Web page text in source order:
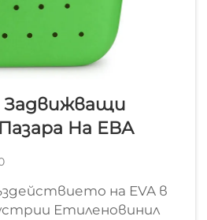
Задвижващи
На ЕВА
на EVA в
Етиленовинил